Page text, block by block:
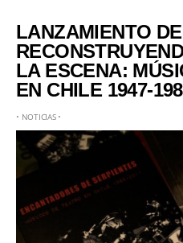
LANZAMIENTO
LA ESCENA:
EN CHILE 1947-
• NOTICIAS•